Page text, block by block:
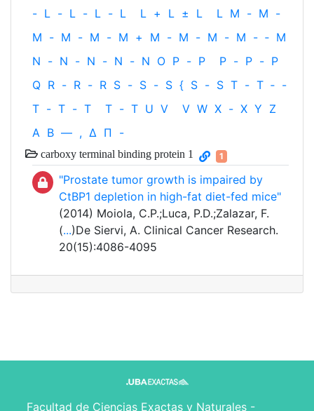
- L - L - L - L L + L ± L L M - M -
M - M - M - M + M - M - M - M - ‐ M
N - N - N - N - N O P - P P - P - P
Q R - R - R S - S - S { S - S T - T ‐ -
T - T - T T - T U V V W X - X Y Z
Α Β — , Δ Π -
carboxy terminal binding protein 1 1
"Prostate tumor growth is impaired by
CtBP1 depletion in high-fat diet-fed mice"
(2014) Moiola, C.P.;Luca, P.D.;Zalazar, F.
(...)De Siervi, A. Clinical Cancer Research.
20(15):4086-4095
Facultad de Ciencias Exactas y Naturales -